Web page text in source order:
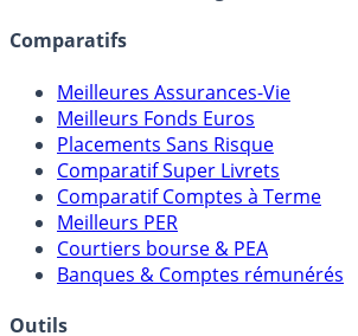
assureurs, sociétés de gestion, CGP, etc.
Comparatifs
Meilleures Assurances-Vie
Meilleurs Fonds Euros
Placements Sans Risque
Comparatif Super Livrets
Comparatif Comptes à Terme
Meilleurs PER
Courtiers bourse & PEA
Banques & Comptes rémunérés